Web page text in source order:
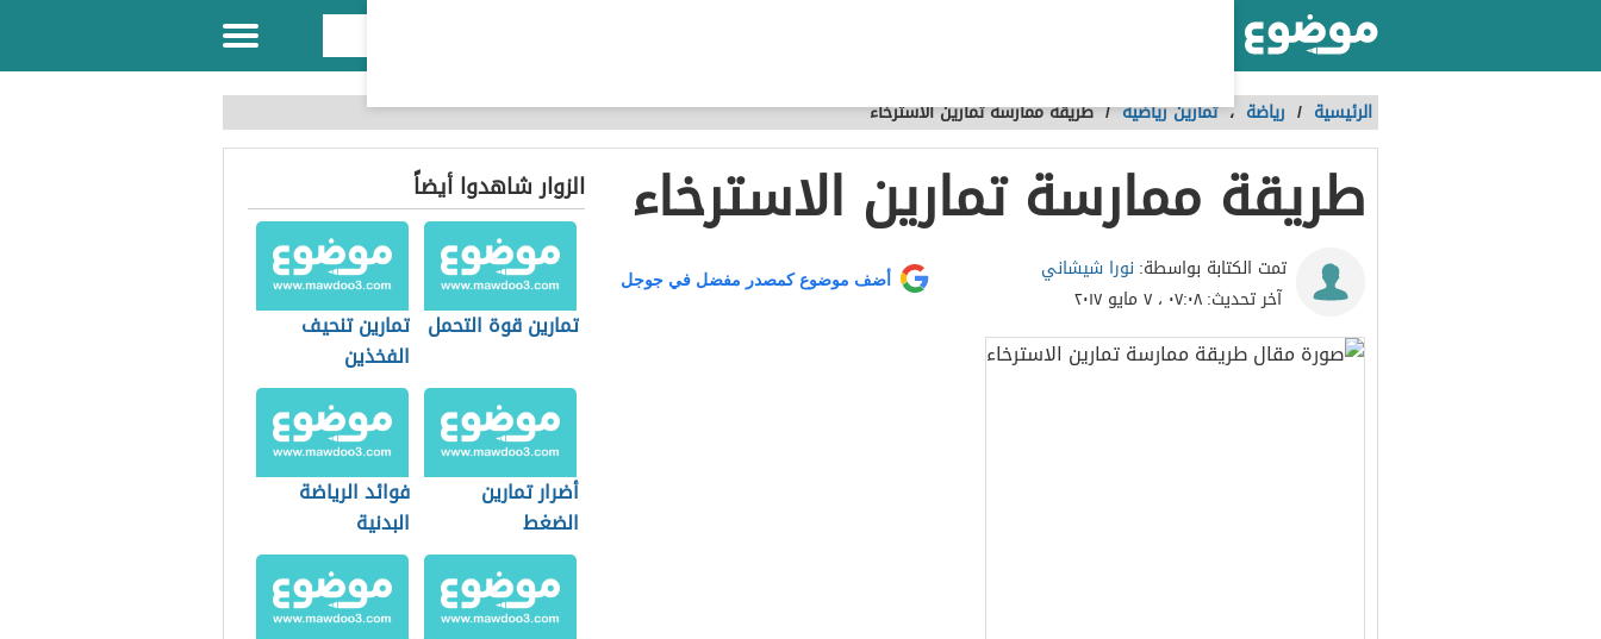
الرئيسية / رياضة ،تمارين رياضية /طريقة ممارسة تمارين الاسترخاء
طريقة ممارسة تمارين الاسترخاء
تمت الكتابة بواسطة: نورا شيشاني
آخر تحديث:٠٧:٠٨ ، ٧ مايو ٢٠١٧
أضف موضوع كمصدر مفضل في جوجل
الزوار شاهدوا أيضاً
تمارين قوة التحمل تمارين تنحيف
الفخذين
أضرار تمارين
الضغط
فوائد الرياضة
البدنية